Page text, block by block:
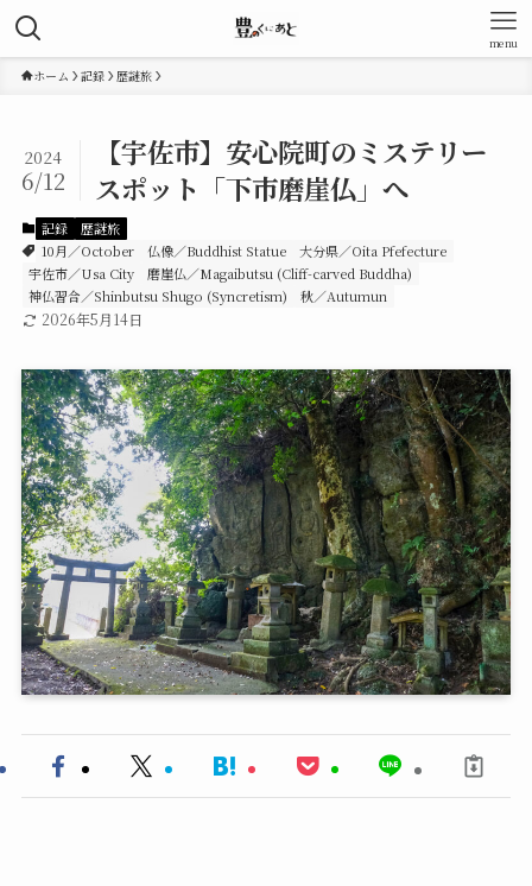
menu
ホーム 記録 歴謎旅
【宇佐市】安心院町のミステリー
スポット「下市磨崖仏」へ
2024
6/12
記録
歴謎旅
10月／October
仏像／Buddhist Statue
大分県／Oita Pfefecture
宇佐市／Usa City
磨崖仏／Magaibutsu (Cliff-carved Buddha)
神仏習合／Shinbutsu Shugo (Syncretism)
秋／Autumun
2026年5月14日